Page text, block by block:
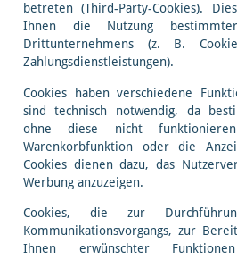
betreten (Third-Party-Cookies).
Ihnen die Nutzung
Drittunternehmens (z. B.
Zahlungsdienstleistungen).
Cookies haben verschiedene
sind technisch notwendig, da
ohne diese nicht
Warenkorbfunktion oder die
Cookies dienen dazu, das
Werbung anzuzeigen.
Cookies, die zur
Kommunikationsvorgangs, zur
Ihnen erwünschter